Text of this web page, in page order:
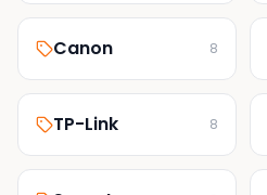
Canon 8
TP-Link 8